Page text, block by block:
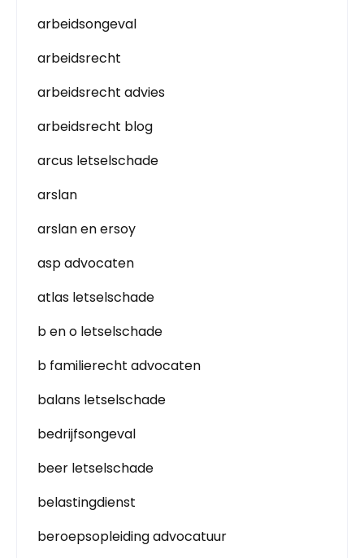
arbeidsongeval
arbeidsrecht
arbeidsrecht advies
arbeidsrecht blog
arcus letselschade
arslan
arslan en ersoy
asp advocaten
atlas letselschade
b en o letselschade
b familierecht advocaten
balans letselschade
bedrijfsongeval
beer letselschade
belastingdienst
beroepsopleiding advocatuur